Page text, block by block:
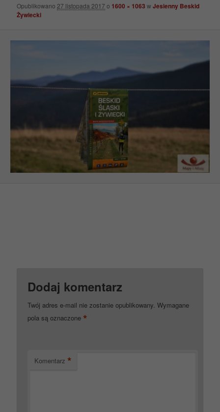
Opublikowano 27 listopada 2017 o 1600 × 1063 wJesienny Beskid
Żywiecki
Dodaj komentarz
Twój adres e-mail nie zostanie opublikowany. Wymagane
pola są oznaczone *
Komentarz *